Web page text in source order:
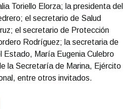
Toriello Elorza; la presidenta del
el secretario de Salud
el secretario de Protección
Rodríguez; la secretaria de
Estado, María Eugenia Culebro
la Secretaría de Marina, Ejército
entre otros invitados.